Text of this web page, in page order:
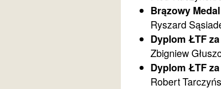
Brązowy
Ryszard
Dyplom ŁTF
Zbigniew
Dyplom ŁTF
Robert